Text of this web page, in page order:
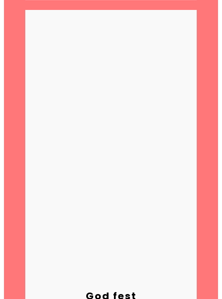
God fest